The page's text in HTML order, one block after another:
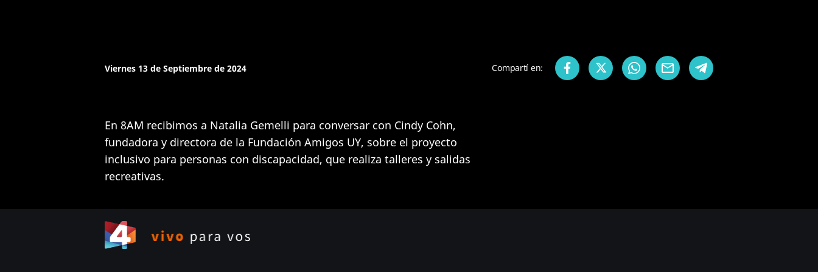
Viernes 13 de Septiembre de 2024 Compartí en:
En 8AM recibimos a Natalia Gemelli para conversar con Cindy Cohn,
fundadora y directora de la Fundación Amigos UY, sobre el proyecto
inclusivo para personas con discapacidad, que realiza talleres y salidas
recreativas.